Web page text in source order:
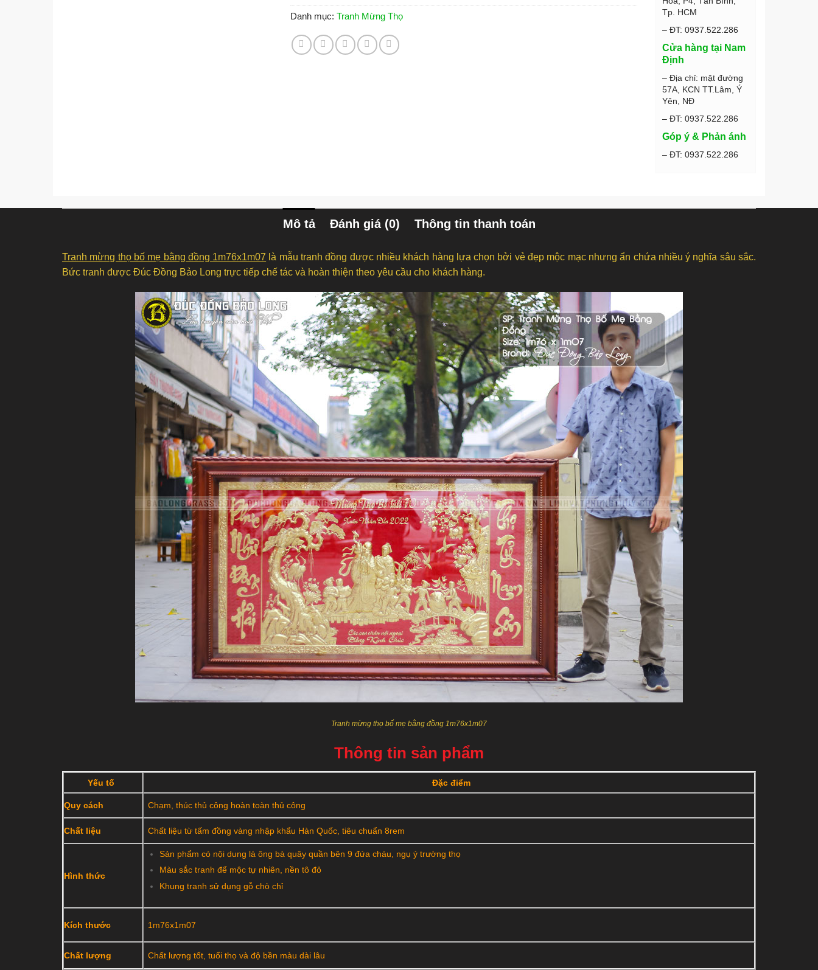
Danh mục: Tranh Mừng Thọ
Tp. HCM
– ĐT: 0937.522.286
Cửa hàng tại Nam
Định
– Địa chỉ: mặt đường
57A, KCN TT.Lâm, Ý
Yên, NĐ
– ĐT: 0937.522.286
Góp ý & Phản ánh
– ĐT: 0937.522.286
Mô tả Đánh giá (0) Thông tin thanh toán
Tranh mừng thọ bố mẹ bằng đồng 1m76x1m07 là mẫu tranh đồng được nhiều khách hàng lựa chọn bởi vẻ đẹp mộc mạc nhưng ẩn chứa nhiều ý nghĩa sâu sắc.
Bức tranh được Đúc Đồng Bảo Long trực tiếp chế tác và hoàn thiện theo yêu cầu cho khách hàng.
Tranh mừng thọ bố mẹ bằng đồng 1m76x1m07
Thông tin sản phẩm
Yếu tố Đặc điểm
Quy cách Chạm, thúc thủ công hoàn toàn thủ công
Chất liệu Chất liệu từ tấm đồng vàng nhập khẩu Hàn Quốc, tiêu chuẩn 8rem
Hình thức
Sản phẩm có nội dung là ông bà quây quần bên 9 đứa cháu, ngụ ý trường thọ
Màu sắc tranh để mộc tự nhiên, nền tô đỏ
Khung tranh sử dụng gỗ chò chỉ
Kích thước 1m76x1m07
Chất lượng Chất lượng tốt, tuổi thọ và độ bền màu dài lâu